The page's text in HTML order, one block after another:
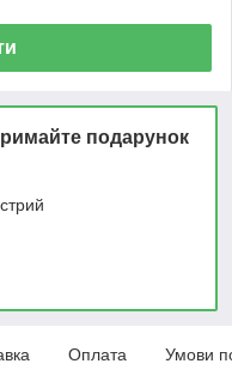
подарунок
Оплата Умови